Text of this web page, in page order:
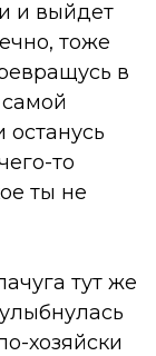
и выйдет
тоже
в
останусь
то
ты не
тут же
хозяйски